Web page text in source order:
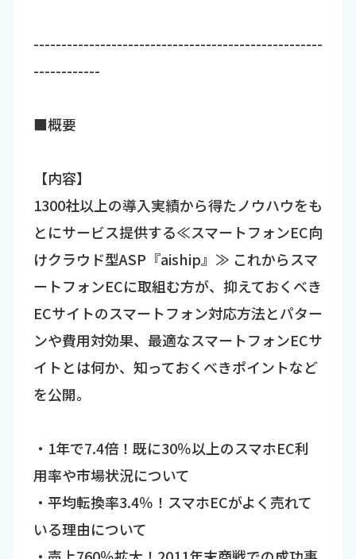
----------------------------------------------------
------------
■概要
【内容】
1300社以上の導入実績から得たノウハウをも
とにサービス提供する≪スマートフォンEC向
けクラウド型ASP『aiship』≫ これからスマ
ートフォンECに取組む方が、抑えておくべき
ECサイトのスマートフォン対応方法とパター
ンや費用対効果、最適なスマートフォンECサ
イトとは何か、知っておくべきポイントなど
を公開。
・1年で7.4倍！既に30％以上のスマホEC利
用率や市場状況について
・平均転換率3.4％！スマホECがよく売れて
いる理由について